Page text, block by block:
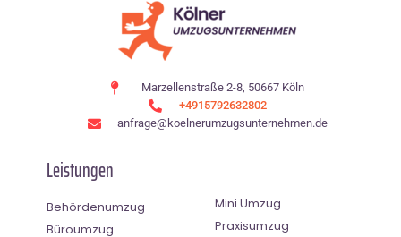
Marzellenstraße 2-8, 50667 Köln
+4915792632802
anfrage@koelnerumzugsunternehmen.de
Leistungen
Behördenumzug
Büroumzug
Mini Umzug
Praxisumzug